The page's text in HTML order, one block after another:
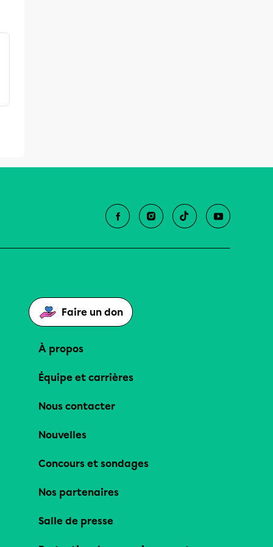
Faire un don
À propos
Équipe et carrières
Nous contacter
Nouvelles
Concours et sondages
Nos partenaires
Salle de presse